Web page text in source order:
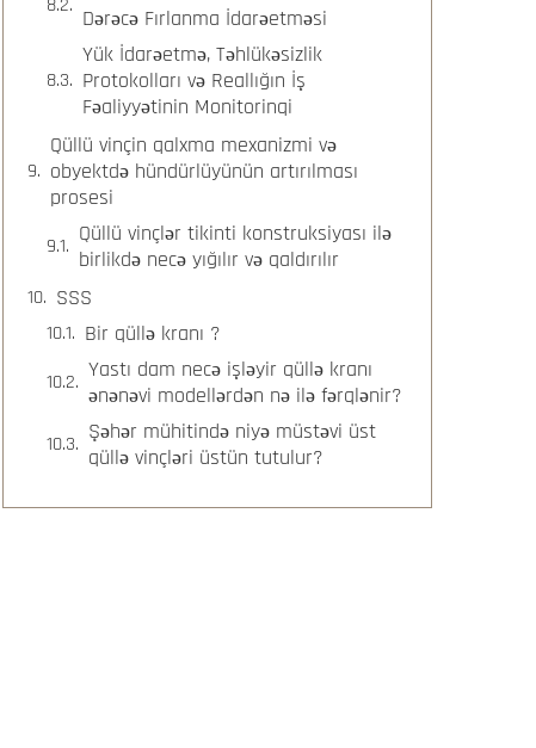
Dərəcə Fırlanma İdarəetməsi
Yük İdarəetmə, Təhlükəsizlik
Protokolları və Reallığın İş
Fəaliyyətinin Monitorinqi
Qüllü vinçin qalxma mexanizmi və
obyektdə hündürlüyünün artırılması
prosesi
Qüllü vinçlər tikinti konstruksiyası ilə
birlikdə necə yığılır və qaldırılır
SSS
Bir qüllə kranı ?
Yastı dam necə işləyir qüllə kranı
ənənəvi modellərdən nə ilə fərqlənir?
Şəhər mühitində niyə müstəvi üst
qüllə vinçləri üstün tutulur?